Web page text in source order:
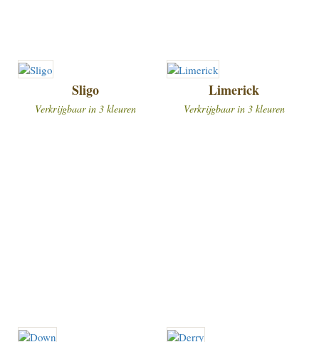
Sligo
Verkrijgbaar in 3 kleuren
Limerick
Verkrijgbaar in 3 kleuren